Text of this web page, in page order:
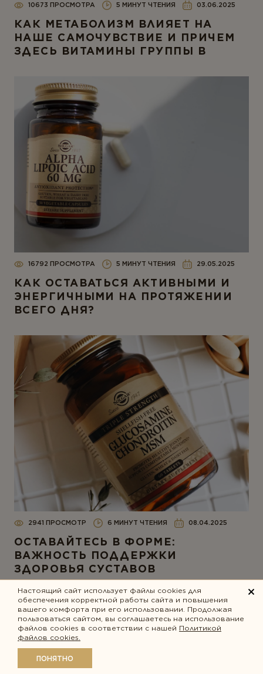
10673 ПРОСМОТРА 5 МИНУТ ЧТЕНИЯ 03.06.2025
КАК МЕТАБОЛИЗМ ВЛИЯЕТ НА
НАШЕ САМОЧУВСТВИЕ И ПРИЧЕМ
ЗДЕСЬ ВИТАМИНЫ ГРУППЫ В
16792 ПРОСМОТРА 5 МИНУТ ЧТЕНИЯ 29.05.2025
КАК ОСТАВАТЬСЯ АКТИВНЫМИ И
ЭНЕРГИЧНЫМИ НА ПРОТЯЖЕНИИ
ВСЕГО ДНЯ?
2941 ПРОСМОТР 6 МИНУТ ЧТЕНИЯ 08.04.2025
ОСТАВАЙТЕСЬ В ФОРМЕ:
ВАЖНОСТЬ ПОДДЕРЖКИ
ЗДОРОВЬЯ СУСТАВОВ
Настоящий сайт использует файлы cookies для
обеспечения корректной работы сайта и повышения
вашего комфорта при его использовании. Продолжая
пользоваться сайтом, вы соглашаетесь на использование
файлов cookies в соответствии с нашей Политикой
файлов cookies.
ПОНЯТНО